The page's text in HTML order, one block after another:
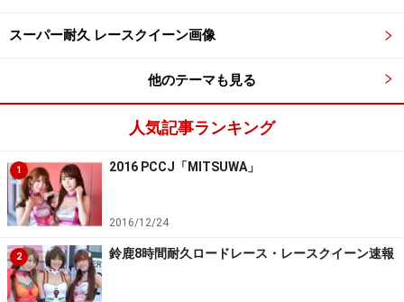
スーパー耐久 レースクイーン画像
他のテーマも見る
人気記事ランキング
1 2016 PCCJ「MITSUWA」
2016/12/24
2 鈴鹿8時間耐久ロードレース・レースクイーン速報